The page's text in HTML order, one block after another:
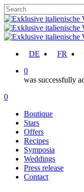
Skip
to
main
content
Close
Search
DE FR
0
was successfully
Menu
account
0
Boutique
Stars
Offers
Recipes
Symposia
Weddings
Press release
Contact